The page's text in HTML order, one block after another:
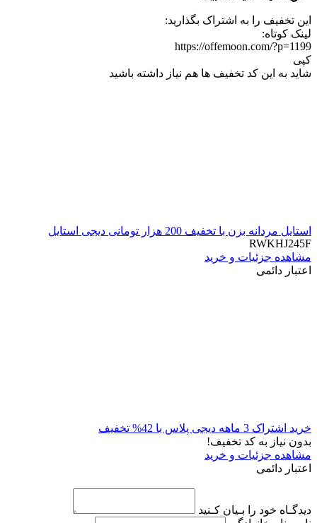
این تخفیف را به اشتراک بگذارید:
لینک کوتاه:
https://offemoon.com/?p=1199
کپی
شاید به این کد تخفیف ها هم نیاز داشته باشید
استایل مردانه بزن با تخفیف 200 هزار تومانی دیجی استایل
RWKHJ245F
مشاهده جزئیات و خرید
اعتبار دائمی
خرید اشتراک 3 ماهه دیجی پلاس با 42% تخفیف
بدون نیاز به کد تخفیف!
مشاهده جزئیات و خرید
اعتبار دائمی
دیدگـاه خود را بـیان کـنید